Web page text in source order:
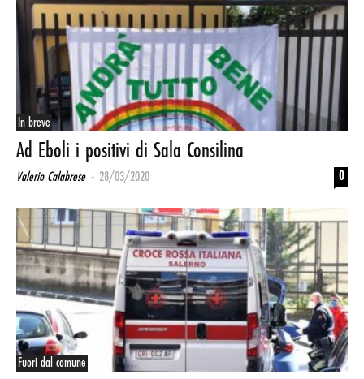
In breve
Ad Eboli i positivi di Sala Consilina
Valerio Calabrese - 28/03/2020 0
Fuori dal comune